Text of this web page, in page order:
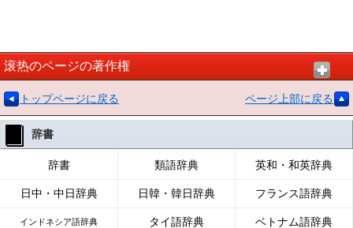
滚热のページの著作権
トップページに戻る ページ上部に戻る
辞書
辞書 類語辞典 英和・和英辞典
日中・中日辞典 日韓・韓日辞典 フランス語辞典
インドネシア語辞典 タイ語辞典 ベトナム語辞典